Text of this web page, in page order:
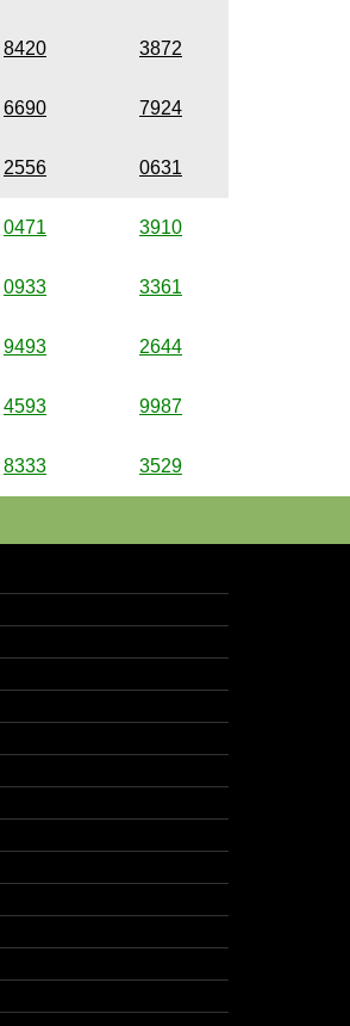
8420 3872
6690 7924
2556 0631
0471 3910
0933 3361
9493 2644
4593 9987
8333 3529